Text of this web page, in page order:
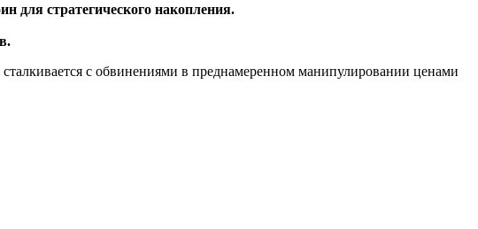
для стратегического накопления.
с обвинениями в преднамеренном манипулировании ценами